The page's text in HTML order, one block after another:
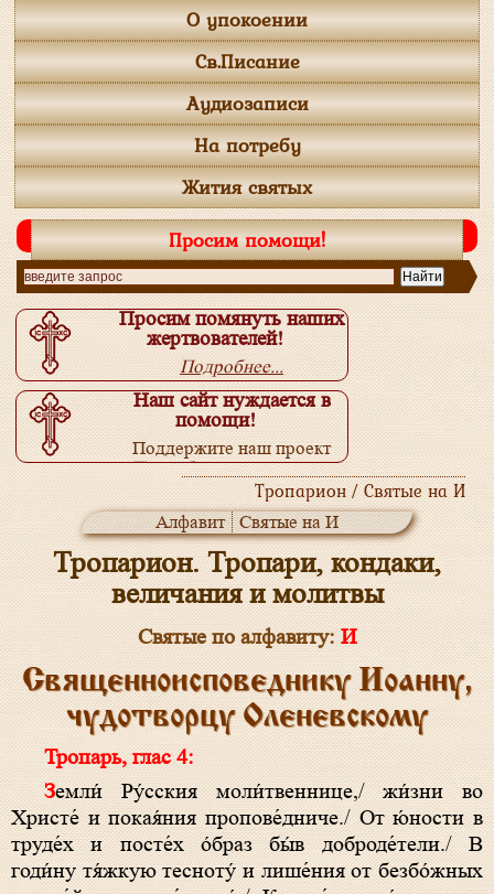
О упокоении
Св.Писание
Аудиозаписи
На потребу
Жития святых
Просим помощи!
Просим помянуть наших
жертвователей!
Подробнее...
Наш сайт нуждается в
помощи!
Поддержите наш проект
Подробнее...
Тропарион / Святые на И
Алфавит Святые на И
Тропарион. Тропари, кондаки,
величания и молитвы
Святые по алфавиту:И
Священноисповеднику Иоанну,
чудотворцу Оленевскому
Тропарь, глас 4:
Земли́ Ру́сския моли́твеннице,/ жи́зни во
Христе́ и покая́ния пропове́дниче./ От ю́ности в
труде́х и посте́х о́браз бы́в доброде́тели./ В
годи́ну тя́жкую тесноту́ и лише́ния от безбо́жных